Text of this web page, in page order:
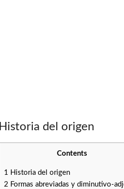
Historia del origen
Contents
1 Historia del origen
2 Formas abreviadas y diminutivo-